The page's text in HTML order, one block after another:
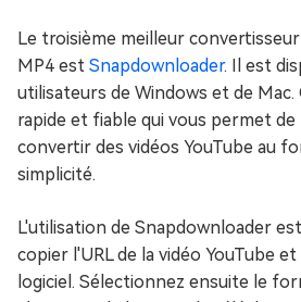
Le troisième meilleur
MP4 est Snapdownloader. Il est
utilisateurs de Windows et de Mac.
rapide et fiable qui vous permet
convertir des vidéos YouTube au
simplicité.
L'utilisation de Snapdownloader
copier l'URL de la vidéo YouTube
logiciel. Sélectionnez ensuite le